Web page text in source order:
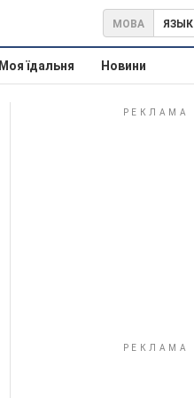
МОВА ЯЗЫК
Моя їдальня Новини